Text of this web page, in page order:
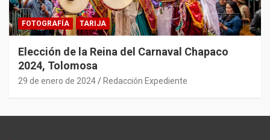
FOTOGRAFÍA TARIJA
Elección de la Reina del Carnaval Chapaco
2024, Tolomosa
29 de enero de 2024 Redacción Expediente